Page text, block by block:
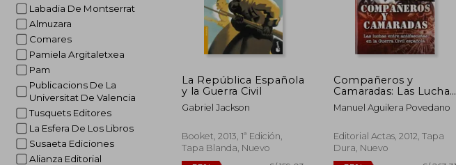
Labadia De Montserrat
Almuzara
Comares
Pamiela Argitaletxea
Pam
Publicacions De La
Universitat De Valencia
Tusquets Editores
La Esfera De Los Libros
Susaeta Ediciones
Alianza Editorial
La República Española
y la Guerra Civil
Gabriel Jackson
Booket, 2013, 1ª Edición,
Tapa Blanda, Nuevo
Compañeros y
Camaradas: Las Luchas
Entre Antifascistas en
la Guerra Civil
Manuel Aguilera Povedano
Editorial Actas, 2012, Tapa
Dura, Nuevo